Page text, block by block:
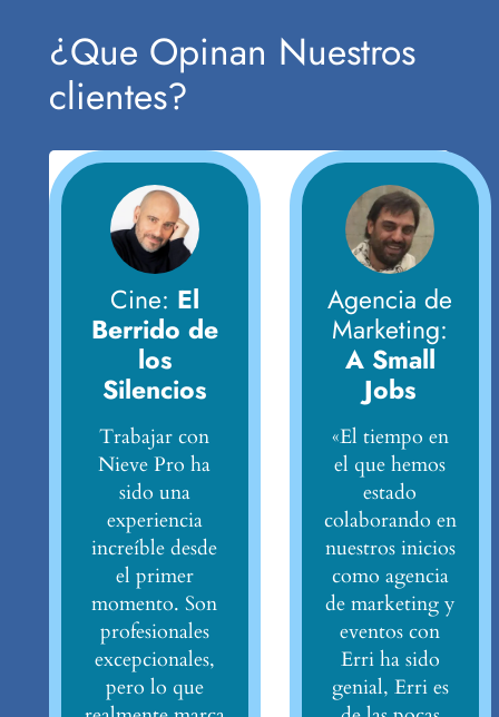
¿Que Opinan Nuestros
clientes?
Cine: El
Berrido de
los
Silencios
Trabajar con
Nieve Pro ha
sido una
experiencia
increíble desde
el primer
momento. Son
profesionales
excepcionales,
pero lo que
Agencia de
Marketing:
A Small
Jobs
«El tiempo en
el que hemos
estado
colaborando en
nuestros inicios
como agencia
de marketing y
eventos con
Erri ha sido
genial, Erri es